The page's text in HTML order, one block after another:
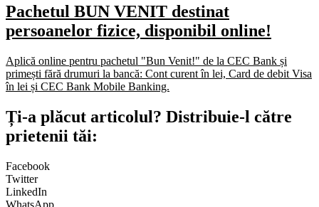
Pachetul BUN VENIT destinat
persoanelor fizice, disponibil online!
Aplică online pentru pachetul "Bun Venit!" de la CEC Bank și
primești fără drumuri la bancă: Cont curent în lei, Card de debit Visa
în lei și CEC Bank Mobile Banking.​
Ți-a plăcut articolul? Distribuie-l către
prietenii tăi:
Facebook
Twitter
LinkedIn